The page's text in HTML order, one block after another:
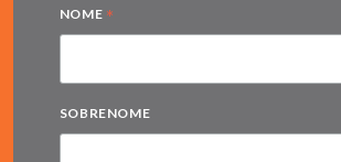
NOME *
SOBRENOME